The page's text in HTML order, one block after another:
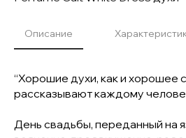
Описание
“Хорошие духи, как и хорошее
рассказывают каждому
День свадьбы, переданный на